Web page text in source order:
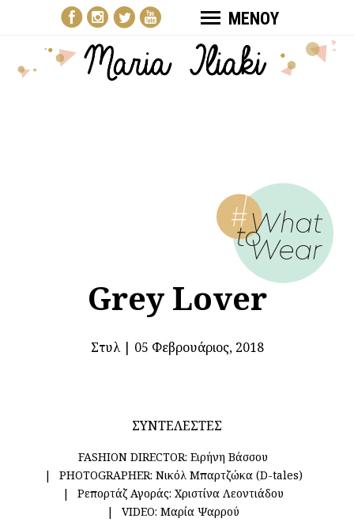
ΜΕΝΟΥ
Grey Lover
Στυλ| 05 Φεβρουάριος, 2018
ΣΥΝΤΕΛΕΣΤΕΣ
FASHION DIRECTOR: Ειρήνη Βάσσου
PHOTOGRAPHER: Νικόλ Μπαρτζώκα (D-tales)
Ρεπορτάζ Αγοράς: Χριστίνα Λεοντιάδου
VIDEO: Μαρία Ψαρρού